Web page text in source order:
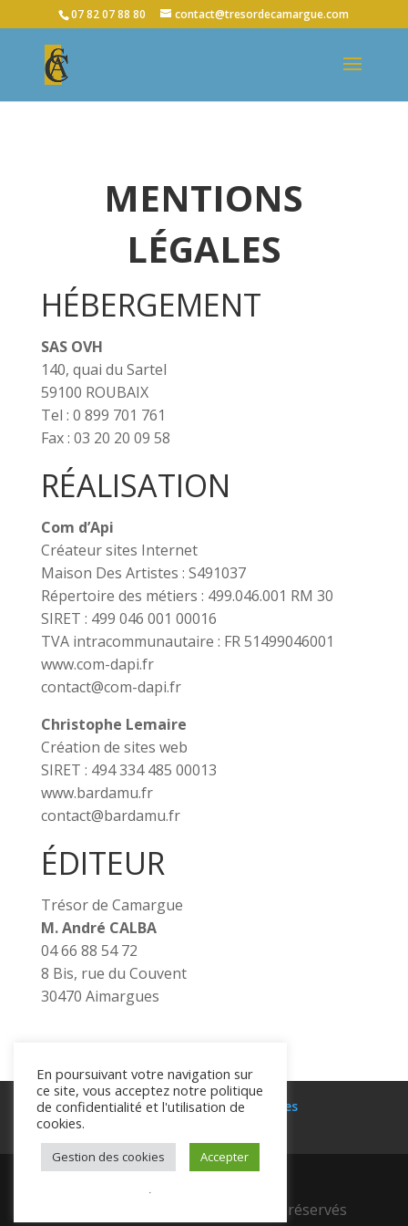
07 82 07 88 80 contact@tresordecamargue.com
MENTIONS
LÉGALES
HÉBERGEMENT
SAS OVH
140, quai du Sartel
59100 ROUBAIX
Tel : 0 899 701 761
Fax : 03 20 20 09 58
RÉALISATION
Com d’Api
Créateur sites Internet
Maison Des Artistes : S491037
Répertoire des métiers : 499.046.001 RM 30
SIRET : 499 046 001 00016
TVA intracommunautaire : FR 51499046001
www.com-dapi.fr
contact@com-dapi.fr
Christophe Lemaire
Création de sites web
SIRET : 494 334 485 00013
www.bardamu.fr
contact@bardamu.fr
ÉDITEUR
Trésor de Camargue
M. André CALBA
04 66 88 54 72
8 Bis, rue du Couvent
30470 Aimargues
Blog FAQ
Mentions légales
© 2025 André Calba - tous droits réservés
En poursuivant votre navigation sur
ce site, vous acceptez notre politique
de confidentialité et l'utilisation de
cookies.
Gestion des cookies Accepter
.